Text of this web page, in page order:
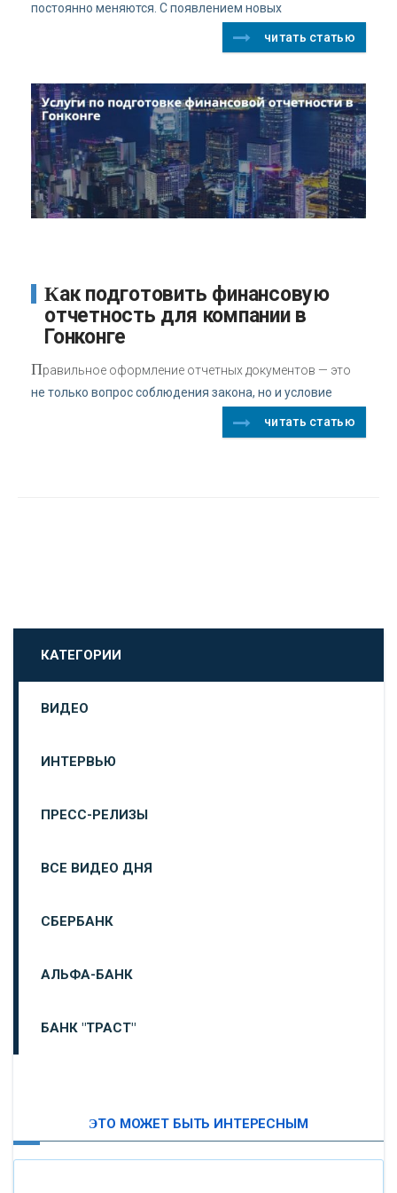
постоянно меняются. С появлением новых
читать статью
Как подготовить финансовую
отчетность для компании в
Гонконге
Правильное оформление отчетных документов — это
не только вопрос соблюдения закона, но и условие
читать статью
КАТЕГОРИИ
ВИДЕО
ИНТЕРВЬЮ
ПРЕСС-РЕЛИЗЫ
ВСЕ ВИДЕО ДНЯ
СБЕРБАНК
АЛЬФА-БАНК
БАНК "ТРАСТ"
ЭТО МОЖЕТ БЫТЬ ИНТЕРЕСНЫМ